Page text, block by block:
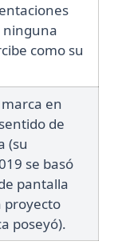
ninguna
como su
en
de
(su
se basó
pantalla
poseyó).